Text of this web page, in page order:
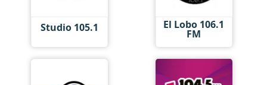
Studio 105.1 El Lobo 106.1
FM